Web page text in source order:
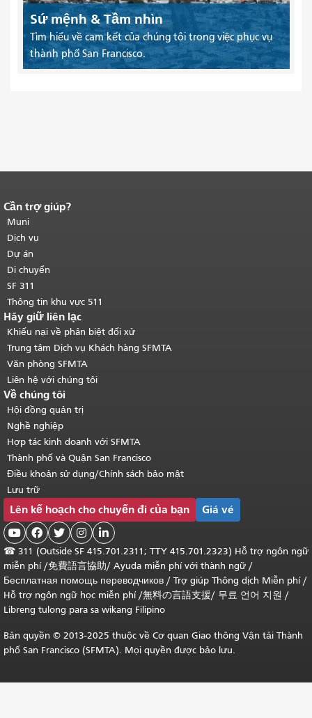
Sứ mệnh & Tầm nhìn
Tìm hiểu về cam kết của chúng tôi trong việc phục vụ
thành phố San Francisco.
Kết thúc nội dung trang.
của trang này được lặp lại trên mọi
trang.Quay lại đầu trang nội dung
chính.
Cần trợ giúp?
Muni
Dịch vụ
Dự án
Di chuyển
SF 311
Thông tin khu vực 511
Hãy giữ liên lạc
Khiếu nại về phân biệt đối xử
Trung tâm Dịch vụ Khách hàng SFMTA
Văn phòng SFMTA
Liên hệ với chúng tôi
Về chúng tôi
Hội đồng quản trị
Nghề nghiệp
Hợp tác kinh doanh với SFMTA
Thành phố và Quận San Francisco
Điều khoản sử dụng/Chính sách bảo mật
Lưu trữ
Lên kế hoạch cho chuyến đi của bạn Giá vé
    
☎ 311 (Outside SF 415.701.2311; TTY 415.701.2323) Hỗ trợ ngôn ngữ
miễn phí /免費語言協助/ Ayuda miễn phí với thành ngữ /
Бесплатная помощь переводчиков / Trợ giúp Thông dịch Miễn phí/
Hỗ trợ ngôn ngữ học miễn phí/無料の言語支援/ 무료 언어 지원 /
Libreng tulong para sa wikang Filipino
Bản quyền © 2013-2025 thuộc về Cơ quan Giao thông Vận tải Thành
phố San Francisco (SFMTA). Mọi quyền được bảo lưu.